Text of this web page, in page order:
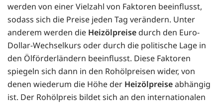
werden von einer Vielzahl von Faktoren beeinflusst,
sodass sich die Preise jeden Tag verändern. Unter
anderem werden die Heizölpreise durch den Euro-
Dollar-Wechselkurs oder durch die politische Lage in
den Ölförderländern beeinflusst. Diese Faktoren
spiegeln sich dann in den Rohölpreisen wider, von
denen wiederum die Höhe der Heizölpreiseabhängig
ist. Der Rohölpreis bildet sich an den internationalen